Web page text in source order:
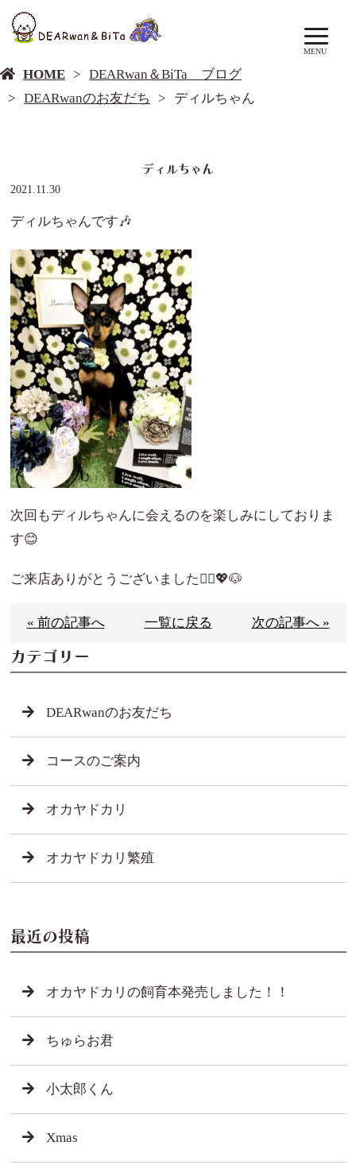
MENU
HOME
DEARwan＆BiTa ブログ
DEARwanのお友だち
ディルちゃん
ディルちゃん
2021.11.30
ディルちゃんです🎶
次回もディルちゃんに会えるのを楽しみにしておりま
す😊
ご来店ありがとうございました🙇‍♀️💖🐶
« 前の記事へ 一覧に戻る 次の記事へ »
カテゴリー
DEARwanのお友だち
コースのご案内
オカヤドカリ
オカヤドカリ繁殖
最近の投稿
オカヤドカリの飼育本発売しました！！
ちゅらお君
小太郎くん
Xmas